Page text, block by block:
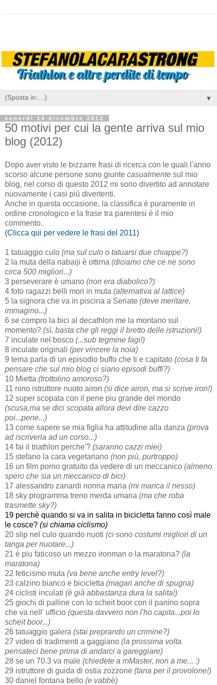
▼
venerdì 14 dicembre 2012
50 motivi per cui la gente arriva sul mio
blog (2012)
Dopo aver visto le bizzarre frasi di ricerca con le quali l'anno
scorso alcune persone sono giunte casualmente sul mio
blog, nel corso di questo 2012 mi sono divertito ad annotare
nuovamente i casi più divertenti.
Anche in questa occasione, la classifica è puramente in
ordine cronologico e la frase tra parentesi è il mio
commento.
(Clicca qui per vedere le frasi del 2011)
1 tatuaggio culo (ma sul culo o tatuarsi due chiappe?)
2 la muta della nabaiji è ottima (diciamo che ce ne sono
circa 500 migliori...)
3 perseverare è umano (non era diabolico?)
4 foto ragazzi belli mori in muta (alternativa al lattice)
5 la signora che va in piscina a Seriate (deve meritare,
immagino...)
6 se compro la bici al decathlon me la montano sul
momento? (sì, basta che gli reggi il bretto delle istruzioni!)
7 inculate nel bosco (...sub tegmine fagi!)
8 inculate originali (per vincere la noia)
9 tema parla di un episodio buffo che ti e capitato (cosa ti fa
pensare che sul mio blog ci siano episodi buffi?)
10 Mietta (trottolino amoroso?)
11 nino istruttore nuoto airon (si dice airon, ma si scrive iron!)
12 super scopata con il pene piu grande del mondo
(scusa,ma se dici scopata allora devi dire cazzo
poi...pene...)
13 come sapere se mia figlia ha attitudine alla danza (prova
ad iscriverla ad un corso...)
14 fai il triathlon perche'? (saranno cazzi miei)
15 stefano la cara vegetariano (non più, purtroppo)
16 un film porno gratuito da vedere di un meccanico (almeno
spero che sia un meccanico di bici)
17 alessandro zanardi nonna maria (mi manca il nesso)
18 sky programma treno merda umana (ma che roba
trasmette sky?)
19 perchè quando si va in salita in bicicletta fanno così male
le cosce? (si chiama ciclismo)
20 slip nel culo quando nuoti (ci sono costumi migliori di un
tanga per nuotare...)
21 è piu faticoso un mezzo ironman o la maratona? (la
maratona)
22 feticismo muta (va bene anche entry level?)
23 calzino bianco e bicicletta (magari anche di spugna)
24 ciclisti inculati (è già abbastanza dura la salita!)
25 giochi di palline con lo scheit boor con il panino sopra
che va nell' ufficio (questa davvero non l'ho capita...poi lo
scheit boor...)
26 tatuaggio galera (stai preprando un crimine?)
27 video di tradimenti a gaggiano (la prossima volta
pensateci bene prima di andarci a gareggiare)
28 se un 70.3 va male (chiedete a mMaster, non a me... :)
29 istruttore di guida di ostia zozzone (tana per il provolone!)
30 daniel fontana bello (e vabbè)